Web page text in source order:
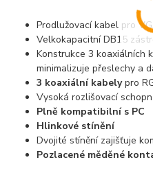
Prodlužovací kabel pro
Velkokapacitní DB15
Konstrukce 3 koaxiálních
minimalizuje přeslechy a
3 koaxiální kabelypro
Vysoká rozlišovací
Plně kompatibilní s PC
Hlinkové stínění
Dvojité stínění zajišťuje
Pozlacené měděné